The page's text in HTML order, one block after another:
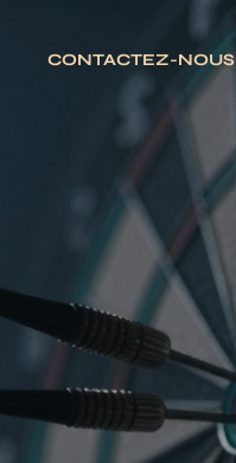
CONTACTEZ-NOUS